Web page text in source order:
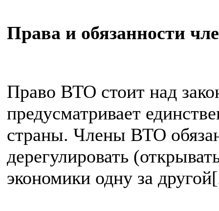
Права и обязанности
Право ВТО стоит над
предусматривает
страны. Члены ВТО
дерегулировать
экономики одну за